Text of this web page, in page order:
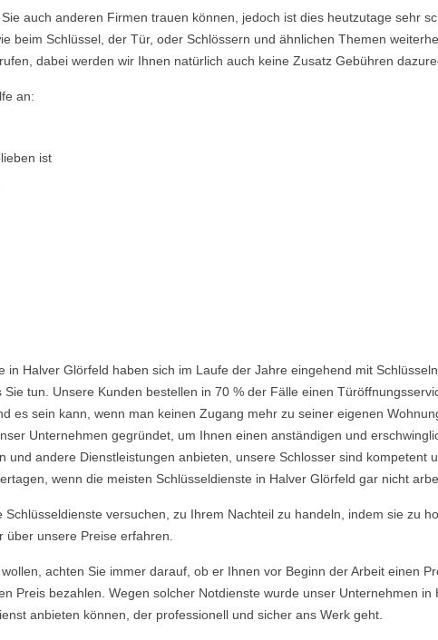
auch anderen Firmen trauen können, jedoch ist dies heutzutage sehr
beim Schlüssel, der Tür, oder Schlössern und ähnlichen Themen
dabei werden wir Ihnen natürlich auch keine Zusatz Gebühren
an:
ist
in Halver Glörfeld haben sich im Laufe der Jahre eingehend mit
tun. Unsere Kunden bestellen in 70 % der Fälle einen
es sein kann, wenn man keinen Zugang mehr zu seiner eigenen
Unternehmen gegründet, um Ihnen einen anständigen und
und andere Dienstleistungen anbieten, unsere Schlosser sind kompetent
wenn die meisten Schlüsseldienste in Halver Glörfeld gar nicht
versuchen, zu Ihrem Nachteil zu handeln, indem sie zu
unsere Preise erfahren.
achten Sie immer darauf, ob er Ihnen vor Beginn der Arbeit einen
Preis bezahlen. Wegen solcher Notdienste wurde unser Unternehmen
anbieten können, der professionell und sicher ans Werk geht.